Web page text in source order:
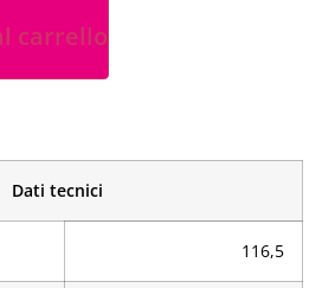
carrello
Dati tecnici
116,5